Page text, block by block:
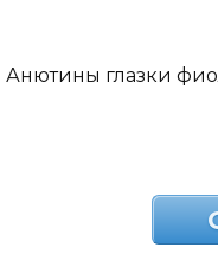
Анютины глазки